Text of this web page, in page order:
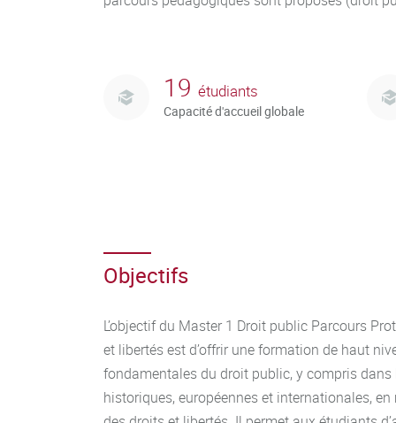
19 étudiants
Capacité d'accueil globale
Objectifs
L’objectif du Master 1 Droit public Parcours
et libertés est d’offrir une formation de haut
fondamentales du droit public, y compris
historiques, européennes et internationales,